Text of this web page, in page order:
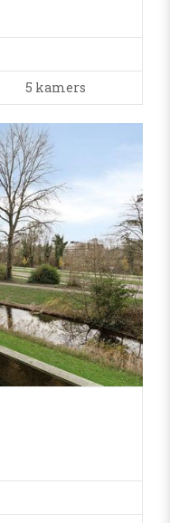
5 kamers